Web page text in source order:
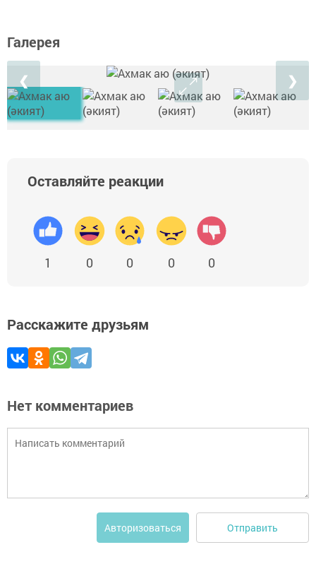
Галерея
❮ ❯
Оставляйте реакции
1 0 0 0 0
Расскажите друзьям
Нет комментариев
Авторизоваться Отправить